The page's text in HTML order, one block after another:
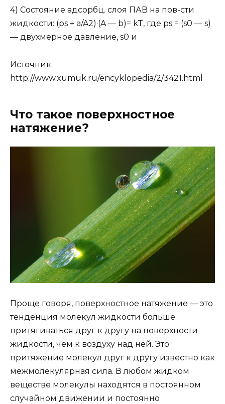
4) Состояние адсорбц. слоя ПАВ на пов-сти
жидкости: (ps + a/A2)·(A — b)= kT, где ps = (s0 — s)
— двухмерное давление, s0 и
Источник:
http://www.xumuk.ru/encyklopedia/2/3421.html
Что такое поверхностное
натяжение?
Проще говоря, поверхностное натяжение — это
тенденция молекул жидкости больше
притягиваться друг к другу на поверхности
жидкости, чем к воздуху над ней. Это
притяжение молекул друг к другу известно как
межмолекулярная сила. В любом жидком
веществе молекулы находятся в постоянном
случайном движении и постоянно